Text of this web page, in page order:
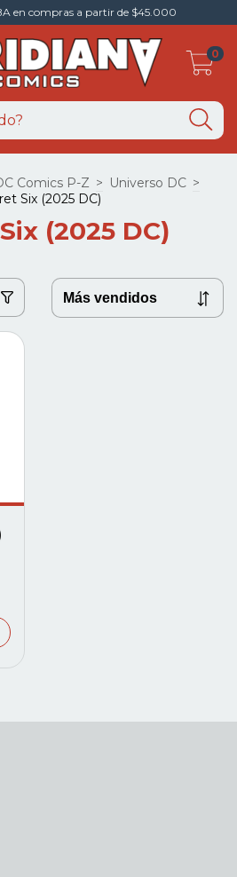
en compras a partir de $45.000
0
Comics P-Z > Universo DC >
Six (2025 DC)
(2025 DC)